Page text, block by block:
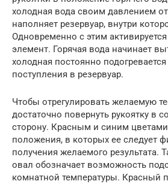
холодная вода своим давлением
наполняет резервуар, внутри
Одновременно с этим
элемент. Горячая вода начинает
холодная постоянно
поступления в резервуар.
Чтобы отрегулировать желаемую
достаточно повернуть рукоятку в
сторону. Красным и синим
положения, в которых ее следует
получения желаемого результата.
овал обозначает возможность
комнатной температуры. Красный